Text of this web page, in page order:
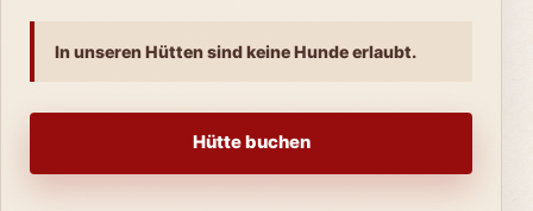
In unseren Hütten sind keine Hunde erlaubt.
Hütte buchen